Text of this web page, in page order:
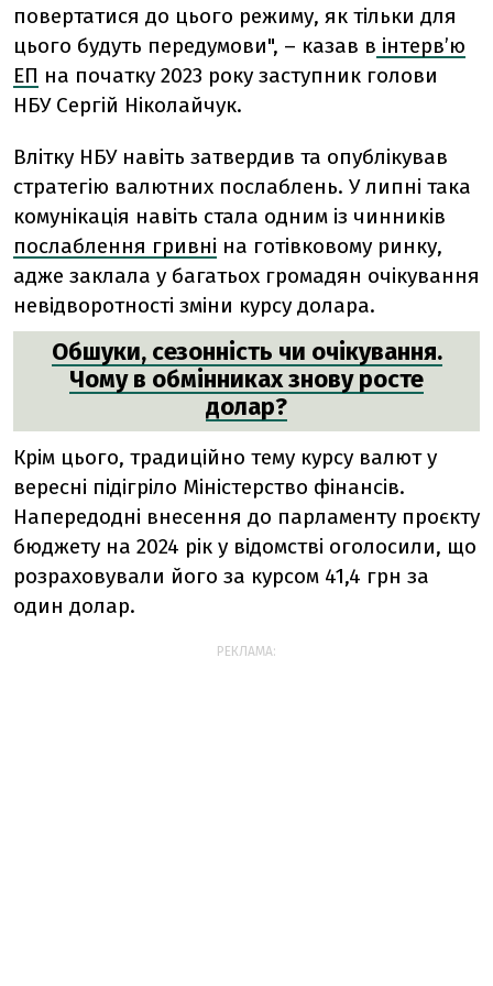
повертатися до цього режиму, як тільки для
цього будуть передумови", – казав в інтерв’ю
ЕП на початку 2023 року заступник голови
НБУ Сергій Ніколайчук.
Влітку НБУ навіть затвердив та опублікував
стратегію валютних послаблень. У липні така
комунікація навіть стала одним із чинників
послаблення гривні на готівковому ринку,
адже заклала у багатьох громадян очікування
невідворотності зміни курсу долара.
Обшуки, сезонність чи очікування.
Чому в обмінниках знову росте
долар?
Крім цього, традиційно тему курсу валют у
вересні підігріло Міністерство фінансів.
Напередодні внесення до парламенту проєкту
бюджету на 2024 рік у відомстві оголосили, що
розраховували його за курсом 41,4 грн за
один долар.
РЕКЛАМА: